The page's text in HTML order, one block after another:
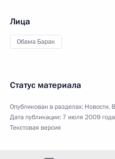
Лица
Обама Барак
Статус материала
Опубликован в разделах: Новости,
Дата публикации: 7 июля 2009
Текстовая версия